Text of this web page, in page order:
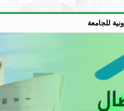
للجامعة